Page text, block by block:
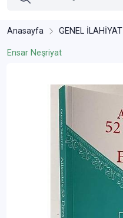
Anasayfa GENEL İLAHİYAT
Ensar Neşriyat